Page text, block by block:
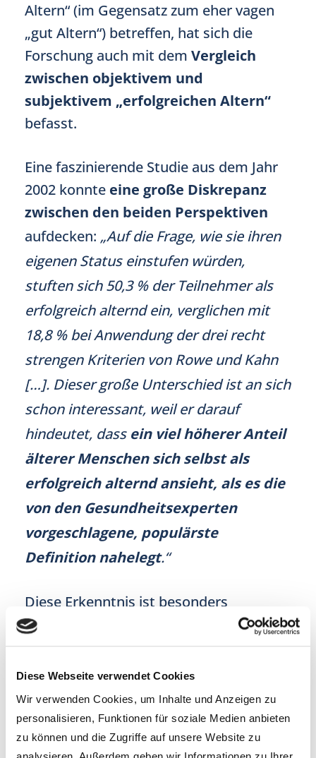
Diese Webseite verwendet Cookies
Wir verwenden Cookies, um Inhalte und Anzeigen zu
personalisieren, Funktionen für soziale Medien anbieten
zu können und die Zugriffe auf unsere Website zu
Altern“ (im Gegensatz zum eher vagen
„gut Altern“) betreffen, hat sich die
Forschung auch mit dem Vergleich
zwischen objektivem und
subjektivem „erfolgreichen Altern“
befasst.
Eine faszinierende Studie aus dem Jahr
2002 konnte eine große Diskrepanz
zwischen den beiden Perspektiven
aufdecken: „Auf die Frage, wie sie ihren
eigenen Status einstufen würden,
stuften sich 50,3 % der Teilnehmer als
erfolgreich alternd ein, verglichen mit
18,8 % bei Anwendung der drei recht
strengen Kriterien von Rowe und Kahn
[…]. Dieser große Unterschied ist an sich
schon interessant, weil er darauf
hindeutet, dass ein viel höherer Anteil
älterer Menschen sich selbst als
erfolgreich alternd ansieht, als es die
von den Gesundheitsexperten
vorgeschlagene, populärste
Definition nahelegt.“
Diese Erkenntnis ist besonders
interessant, weil sie jenseits aller
biomedizinischen Modelle des Alterns
(die ebenfalls wertvoll sind!) auf die
enorme Bedeutung des subjektiven
Wohlbefindens für das Gefühl des
erfolgreichen Alternshinweist.